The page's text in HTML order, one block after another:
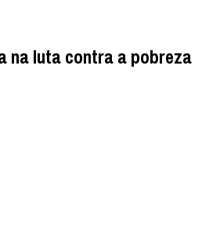
na luta contra a pobreza